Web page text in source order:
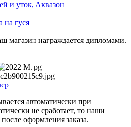
и уток, Аквазон
на гуся
магазин награждается дипломами.
автоматически при
не сработает, то наши
оформления заказа.